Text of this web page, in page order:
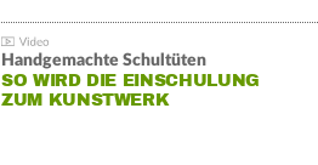
Handgemachte Schultüten
SO WIRD DIE EINSCHULUNG
ZUM KUNSTWERK